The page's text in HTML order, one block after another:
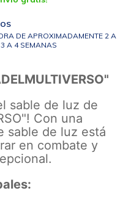
DE APROXIMADAMENTE 2 A
A 4 SEMANAS
sable de luz de
Con una
sable de luz está
en combate y